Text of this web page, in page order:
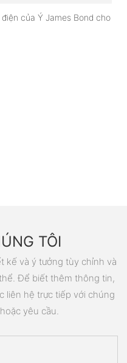
TÔI
kế và ý tưởng tùy chỉnh và
Để biết thêm thông tin,
liên hệ trực tiếp với chúng
yêu cầu.